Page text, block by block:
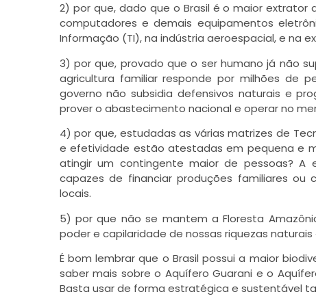
2) por que, dado que o Brasil é o maior
computadores e demais equipamentos
Informação (TI), na indústria aeroespacial, e na
3) por que, provado que o ser humano já não
agricultura familiar responde por milhões de
governo não subsidia defensivos naturais e
prover o abastecimento nacional e operar no
4) por que, estudadas as várias matrizes de
e efetividade estão atestadas em pequena e
atingir um contingente maior de pessoas? A
capazes de financiar produções familiares ou
locais.
5) por que não se mantem a Floresta
poder e capilaridade de nossas riquezas
É bom lembrar que o Brasil possui a maior
saber mais sobre o Aquífero Guarani e o
Basta usar de forma estratégica e sustentável